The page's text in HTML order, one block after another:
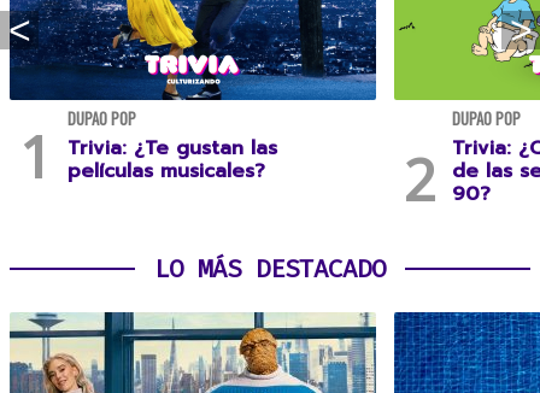
DUPAO POP
Trivia: ¿Te gustan las
películas musicales?
DUPAO POP
Trivia:
de las
90?
LO MÁS DESTACADO